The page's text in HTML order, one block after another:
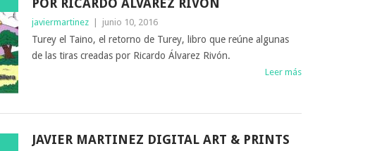
POR RICARDO ÁLVAREZ RIVÓN
javiermartinez | junio 10, 2016
Turey el Taino, el retorno de Turey, libro que reúne algunas
de las tiras creadas por Ricardo Álvarez Rivón.
Leer más
JAVIER MARTINEZ DIGITAL ART & PRINTS